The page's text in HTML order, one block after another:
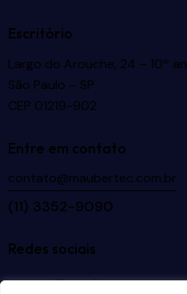
Escritório
Largo do Arouche, 24 – 10º
São Paulo – SP
CEP 01219-902
Entre em contato
contato@maubertec.com.br
(11) 3352-9090
Redes sociais